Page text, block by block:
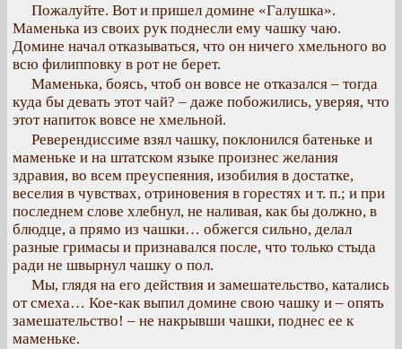
Пожалуйте. Вот и пришел домине «Галушка».
Маменька из своих рук поднесли ему чашку чаю.
Домине начал отказываться, что он ничего хмельного во
всю филипповку в рот не берет.
Маменька, боясь, чтоб он вовсе не отказался – тогда
куда бы девать этот чай? – даже побожились, уверяя, что
этот напиток вовсе не хмельной.
Реверендиссиме взял чашку, поклонился батеньке и
маменьке и на штатском языке произнес желания
здравия, во всем преуспеяния, изобилия в достатке,
веселия в чувствах, отриновения в горестях и т. п.; и при
последнем слове хлебнул, не наливая, как бы должно, в
блюдце, а прямо из чашки… обжегся сильно, делал
разные гримасы и признавался после, что только стыда
ради не швырнул чашку о пол.
Мы, глядя на его действия и замешательство, катались
от смеха… Кое-как выпил домине свою чашку и – опять
замешательство! – не накрывши чашки, поднес ее к
маменьке.